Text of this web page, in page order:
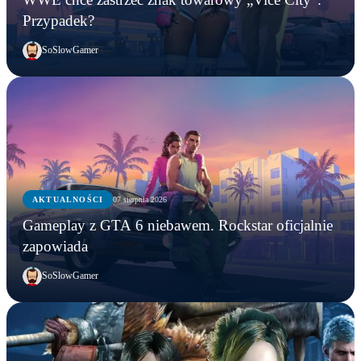
Przypadek?
SoSlowGamer
AKTUALNOŚCI 07 sierpnia 2026
Gameplay z GTA 6 niebawem. Rockstar oficjalnie
zapowiada
SoSlowGamer